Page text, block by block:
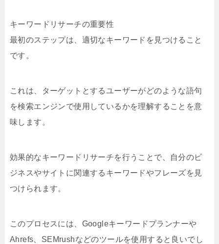
キーワードリサーチの重要性
最初のステップは、適切なキーワードを見つけること
です。
これは、ターゲットとするユーザーがどのような語句
を検索エンジンで使用しているかを理解することを意
味します。
効果的なキーワードリサーチを行うことで、自分のビ
ジネスやサイトに関連するキーワードやフレーズを見
つけられます。
このプロセスには、Googleキーワードプランナーや
Ahrefs、SEMrushなどのツールを使用すると良いでし